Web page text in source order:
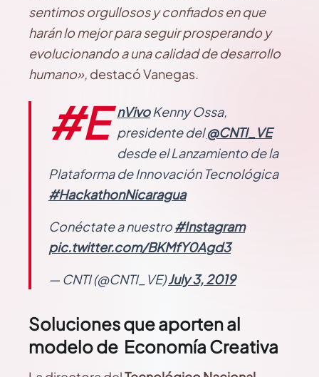
sentimos orgullosos y confiados en que
harán lo mejor para seguir prosperando y
evolucionando a una calidad de desarrollo
humano», destacó Vanegas.
#E nVivoKenny Ossa,
presidente del@CNTI_VE
desde el Lanzamiento de la
Plataforma de Innovación Tecnológica
#HackathonNicaragua
Conéctate a nuestro#Instagram
pic.twitter.com/BKMfY0Agd3
— CNTI (@CNTI_VE)July 3, 2019
Soluciones que aporten al
modelo de Economía Creativa